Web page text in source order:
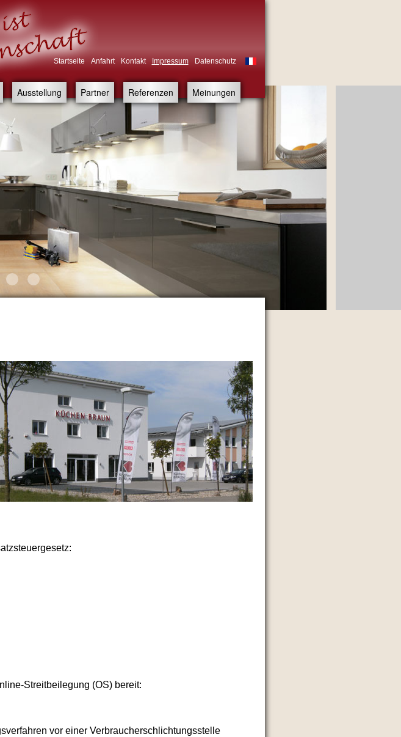
Startseite Anfahrt Kontakt Impressum Datenschutz
Ausstellung Partner Referenzen Meinungen
12 Slider 07
Kitchen Slider 13
Kitchen Slider 11
Kitchen Slider 10
Streitbeilegung (OS) bereit:
vor einer Verbraucherschlichtungsstelle